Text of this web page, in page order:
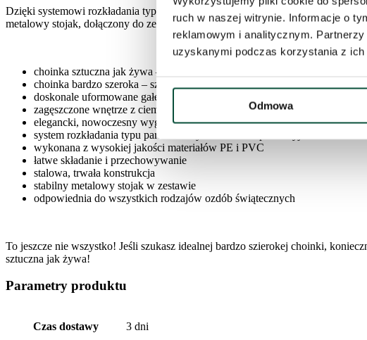
ruch w naszej witrynie. Informacje o
reklamowym i analitycznym.
uzyskanymi podczas korzystania z ich
Odmowa
Dzięki systemowi rozkładania typu parasol, montaż choinki jest szybki i
metalowy stojak, dołączony do zestawu.
choinka sztuczna jak żywa – realistyczny wygląd i naturalna kolorystyka
choinka bardzo szeroka – szersza podstawa o 23–35 cm w porównaniu do
doskonale uformowane gałęzie z igliwia PE
zagęszczone wnętrze z ciemnozielonym PVC dla większej objętości
elegancki, nowoczesny wygląd
system rozkładania typu parasol – szybki montaż i perfekcyjna forma
wykonana z wysokiej jakości materiałów PE i PVC
łatwe składanie i przechowywanie
stalowa, trwała konstrukcja
stabilny metalowy stojak w zestawie
odpowiednia do wszystkich rodzajów ozdób świątecznych
To jeszcze nie wszystko! Jeśli szukasz idealnej bardzo szierokej choinki,
sztuczna jak żywa!
Parametry produktu
Czas dostawy 3 dni